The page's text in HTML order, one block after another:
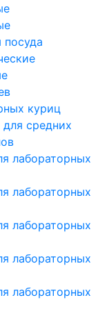
посуда
куриц
средних
лабораторных
лабораторных
лабораторных
лабораторных
лабораторных